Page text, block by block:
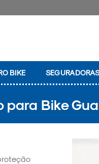
BIKE SEGURADORAS
para Bike